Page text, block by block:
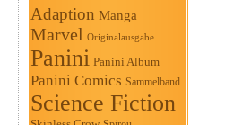
Adaption Manga
Marvel Originalausgabe
Panini Panini Album
Panini Comics Sammelband
Science Fiction